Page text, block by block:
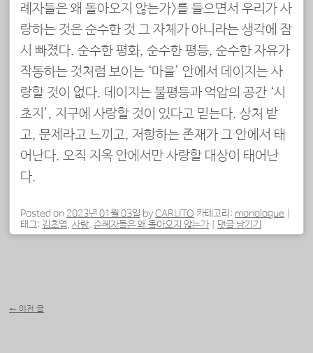
례자들은 왜 돌아오지 않는가>를 들으면서 우리가 사
랑하는 것은 순수한 것 그 자체가 아니라는 생각에 잠
시 빠졌다. 순수한 평화, 순수한 평등, 순수한 자유가
작동하는 것처럼 보이는 ‘마을’ 안에서 데이지는 사
랑할 것이 없다. 데이지는 불평등과 억압의 공간 ‘시
초지’, 지구에 사랑할 것이 있다고 믿는다. 상처 받
고, 문제라고 느끼고, 저항하는 존재가 그 안에서 태
어난다. 오직 지옥 안에서만 사랑할 대상이 태어난
다.
Posted on 2023년 01월 03일 byCARLITO 카테고리: monologue
태그: 김초엽, 사랑, 순례자들은 왜 돌아오지 않는가 댓글 남기기
← 이전 글